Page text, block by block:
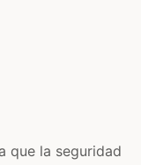
que la seguridad